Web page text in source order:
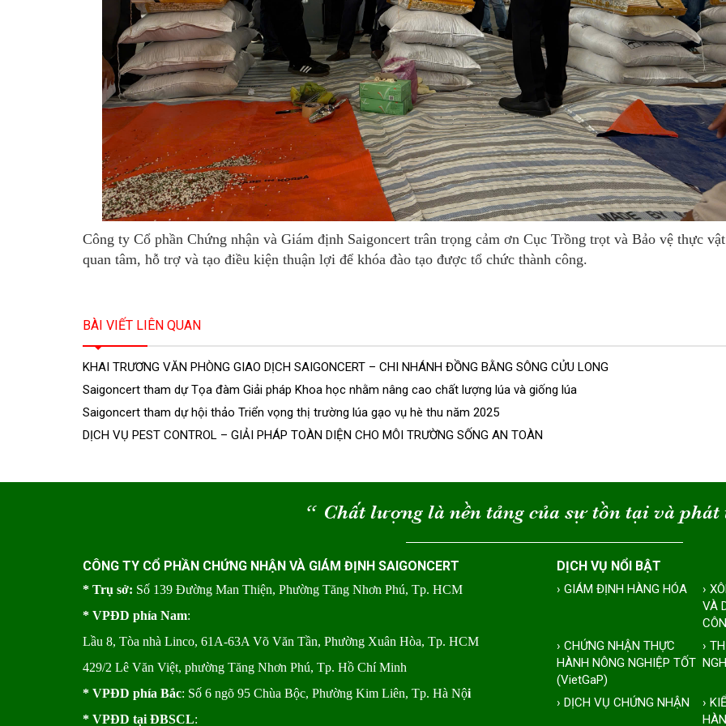
Công ty Cổ phần Chứng nhận và Giám định Saigoncert trân trọng cảm ơn Cục Trồng trọt và Bảo vệ thực
quan tâm, hỗ trợ và tạo điều kiện thuận lợi để khóa đào tạo được tổ chức thành công.
BÀI VIẾT LIÊN QUAN
KHAI TRƯƠNG VĂN PHÒNG GIAO DỊCH SAIGONCERT – CHI NHÁNH ĐỒNG BẰNG SÔNG CỬU LONG
Saigoncert tham dự Tọa đàm Giải pháp Khoa học nhằm nâng cao chất lượng lúa và giống lúa
Saigoncert tham dự hội thảo Triển vọng thị trường lúa gạo vụ hè thu năm 2025
DỊCH VỤ PEST CONTROL – GIẢI PHÁP TOÀN DIỆN CHO MÔI TRƯỜNG SỐNG AN TOÀN
“ Chất lượng là nền tảng của sự tồn tại và
CÔNG TY CỔ PHẦN CHỨNG NHẬN VÀ GIÁM ĐỊNH SAIGONCERT
* Trụ sở: Số 139 Đường Man Thiện, Phường Tăng Nhơn Phú, Tp. HCM
* VPĐD phía Nam:
Lầu 8, Tòa nhà Linco, 61A-63A Võ Văn Tần, Phường Xuân Hòa, Tp. HCM
429/2 Lê Văn Việt, phường Tăng Nhơn Phú, Tp. Hồ Chí Minh
* VPĐD phía Bắc: Số 6 ngõ 95 Chùa Bộc, Phường Kim Liên, Tp. Hà Nội
* VPĐD tại ĐBSCL:
DỊCH VỤ NỔI BẬT
› DỊCH VỤ CHỨNG NHẬN
›
› CHỨNG NHẬN THỰC
HÀNH NÔNG NGHIỆP TỐT
(VietGaP)
›
› GIÁM ĐỊNH HÀNG HÓA
›
VÀ